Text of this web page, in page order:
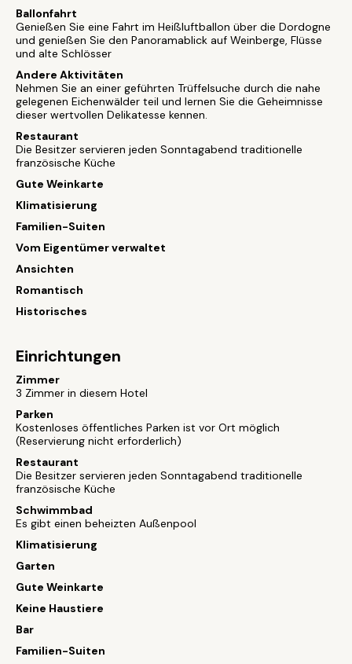
Ballonfahrt
Genießen Sie eine Fahrt im Heißluftballon über die Dordogne
und genießen Sie den Panoramablick auf Weinberge, Flüsse
und alte Schlösser
Andere Aktivitäten
Nehmen Sie an einer geführten Trüffelsuche durch die nahe
gelegenen Eichenwälder teil und lernen Sie die Geheimnisse
dieser wertvollen Delikatesse kennen.
Restaurant
Die Besitzer servieren jeden Sonntagabend traditionelle
französische Küche
Gute Weinkarte
Klimatisierung
Familien-Suiten
Vom Eigentümer verwaltet
Ansichten
Romantisch
Historisches
Einrichtungen
Zimmer
3 Zimmer in diesem Hotel
Parken
Kostenloses öffentliches Parken ist vor Ort möglich
(Reservierung nicht erforderlich)
Restaurant
Die Besitzer servieren jeden Sonntagabend traditionelle
französische Küche
Schwimmbad
Es gibt einen beheizten Außenpool
Klimatisierung
Garten
Gute Weinkarte
Keine Haustiere
Bar
Familien-Suiten